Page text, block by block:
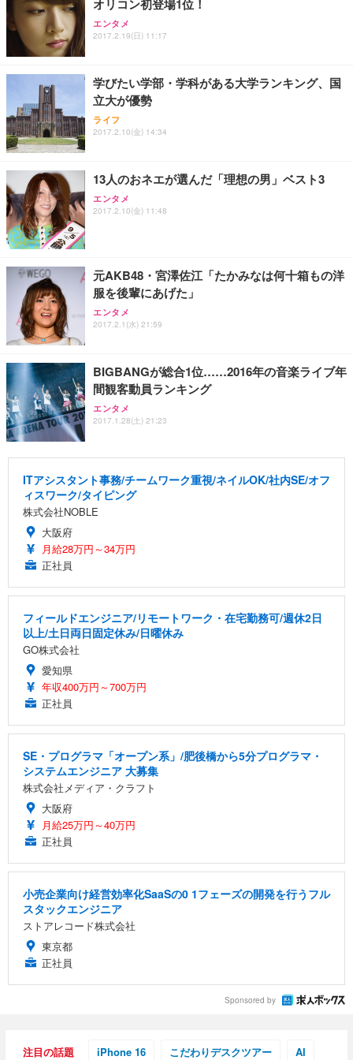
ワーク チェア 強化バックレスト 30度ロッキング機
能 人間工学 椅子 腰サポート 90度跳ね上げ式アーム
務用 おしゃれ パソコンチェア (ブラック)
Sezlife オフィスチェア デスクチェア 疲れない テレ
ワーク チェア 強化バックレスト 30度ロッキング機
能 人間工学 椅子 腰サポート 90度跳ね上げ式アーム
務用 おしゃれ パソコンチェア (ホワイト)
ANDWINT オフィスチェア デスクチェア 肘なし メ
ッシュ 通気性 ランバーサポート付き 腰サポート ガ
【純正品】27"ゲーミングモニター DualSense 充電
フック付き（CFI-ZDM1J）
【整備済み品】Dell E2724HS 27インチ 液晶モニタ
ー フルHD（1920×1080）VA 非光沢 HDMI/DisplayP
ort/VGA スピーカー内蔵 高さ調整 スイベル VESA対
【MiniLED/24.5inch/280Hz/FHD】GRAPHT THE S
HOOTER Gaming Monitor 24” Essential ゲーミン
ネオ・ルーライフ ネオ・オムツ L 中型犬用 26枚入
り 単品
Smart Basic(スマートベーシック) 【Amazon.co.jp
限定】 Smart Basic アイリスオーヤマ ペットシーツ
超厚型 お徳用 ワイド 100枚入 (x 1) (ケース販売)
アイリスオーヤマ ペットシーツ 超厚型 お徳用 レギ
オリコン初登場1位！
エンタメ
2017.2.19(日) 11:17
学びたい学部・学科がある大学ランキング、国
立大が優勢
ライフ
2017.2.10(金) 14:34
13人のおネエが選んだ「理想の男」ベスト3
エンタメ
2017.2.10(金) 11:48
元AKB48・宮澤佐江「たかみなは何十箱もの洋
服を後輩にあげた」
エンタメ
2017.2.1(水) 21:59
BIGBANGが総合1位……2016年の音楽ライブ年
間観客動員ランキング
エンタメ
2017.1.28(土) 21:23
ITアシスタント事務/チームワーク重視/ネイルOK/社内SE/オフ
ィスワーク/タイピング
株式会社NOBLE
大阪府
月給28万円～34万円
正社員
フィールドエンジニア/リモートワーク・在宅勤務可/週休2日
以上/土日両日固定休み/日曜休み
GO株式会社
愛知県
年収400万円～700万円
正社員
SE・プログラマ「オープン系」/肥後橋から5分プログラマ・
システムエンジニア 大募集
株式会社メディア・クラフト
大阪府
月給25万円～40万円
正社員
小売企業向け経営効率化SaaSの0 1フェーズの開発を行うフル
スタックエンジニア
ストアレコード株式会社
東京都
正社員
Sponsored by
注目の話題 iPhone 16 こだわりデスクツアー AI